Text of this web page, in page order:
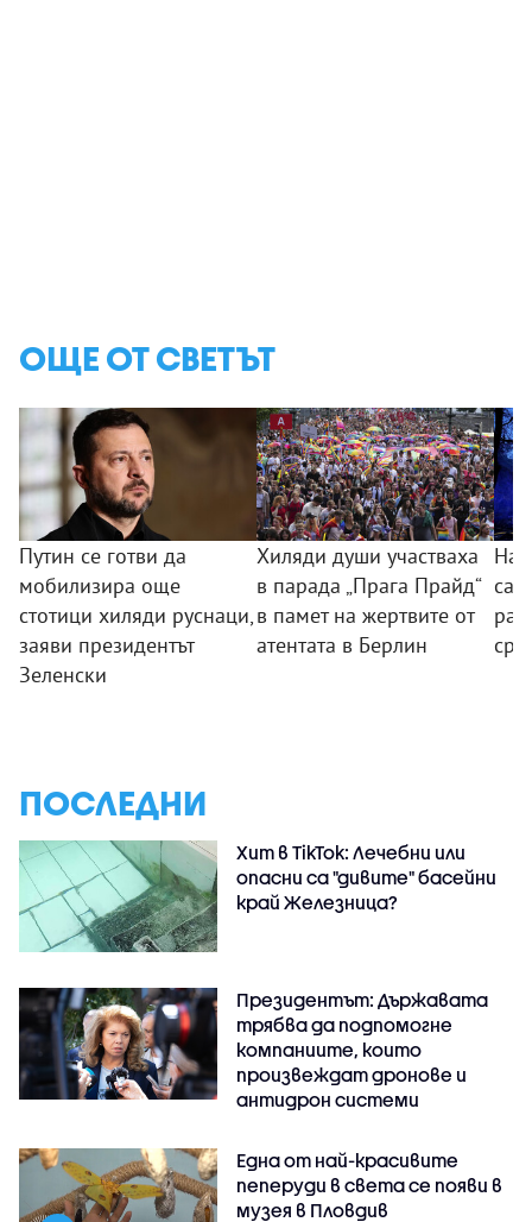
ОЩЕ ОТ СВЕТЪТ
Путин се готви да
мобилизира още
стотици хиляди руснаци,
заяви президентът
Зеленски
Хиляди души участваха
в парада „Прага Прайд“
в памет на жертвите от
атентата в Берлин
са
ПОСЛЕДНИ
Хит в TikTok: Лечебни или
опасни са "дивите" басейни
край Железница?
Президентът: Държавата
трябва да подпомогне
компаниите, които
произвеждат дронове и
антидрон системи
Една от най-красивите
пеперуди в света се появи в
музея в Пловдив